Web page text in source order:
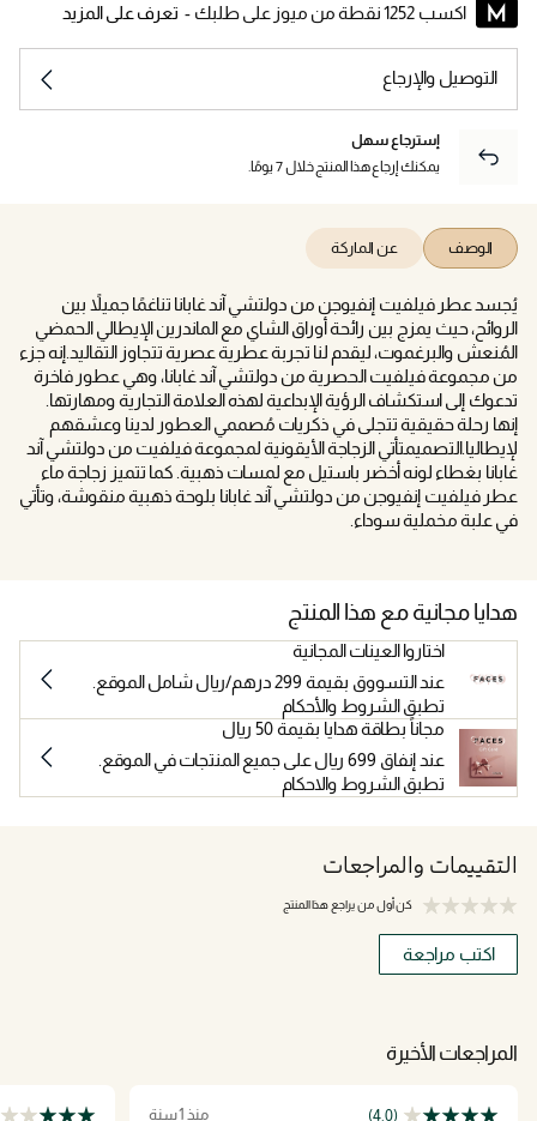
اكسب 1252 نقطة من ميوز على طلبك - تعرف على المزيد
التوصيل والإرجاع
إسترجاع سهل
يمكنك إرجاع هذا المنتج خلال 7 يومًا.
الوصف عن الماركة
يُجسد عطر فيلفيت إنفيوجن من دولتشي آند غابانا تناغمًا جميلاً بين
الروائح، حيث يمزج بين رائحة أوراق الشاي مع الماندرين الإيطالي الحمضي
المُنعش والبرغموت، ليقدم لنا تجربة عطرية عصرية تتجاوز التقاليد.إنه جزء
من مجموعة فيلفيت الحصرية من دولتشي آند غابانا، وهي عطور فاخرة
تدعوك إلى استكشاف الرؤية الإبداعية لهذه العلامة التجارية ومهارتها.
إنها رحلة حقيقية تتجلى في ذكريات مُصممي العطور لدينا وعشقهم
لإيطاليا.التصميمتأتي الزجاجة الأيقونية لمجموعة فيلفيت من دولتشي آند
غابانا بغطاء لونه أخضر باستيل مع لمسات ذهبية. كما تتميز زجاجة ماء
عطر فيلفيت إنفيوجن من دولتشي آند غابانا بلوحة ذهبية منقوشة، وتأتي
في علبة مخملية سوداء.
هدايا مجانية مع هذا المنتج
اختاروا العينات المجانية
عند التسووق بقيمة 299 درهم/ريال شامل الموقع.
تطبق الشروط والأحكام
مجاناً بطاقة هدايا بقيمة 50 ريال
عند إنفاق 699 ريال على جميع المنتجات في الموقع.
تطبق الشروط والاحكام
التقييمات والمراجعات
كن أول من يراجع هذا المنتج
اكتب مراجعة
المراجعات الأخيرة
(4.0) منذ 1 سنة